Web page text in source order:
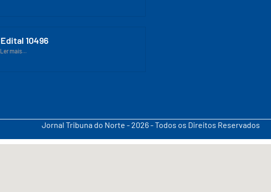
Edital 10496
Ler mais...
Jornal Tribuna do Norte - 2026 - Todos os Direitos Reservados